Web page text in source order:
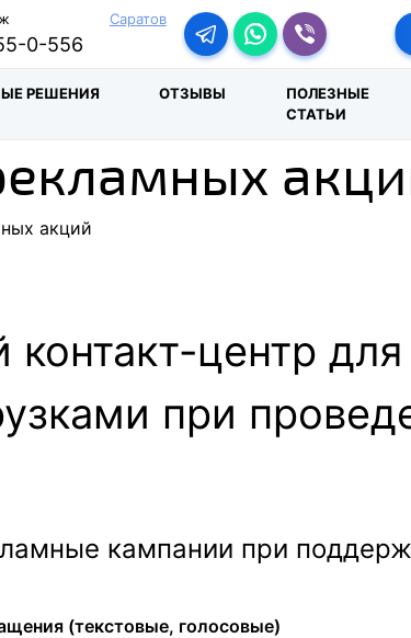
0-556
Саратов Перейти в телеграм-бот
Перейти в Ватсап
Перейти в
РЕШЕНИЯ ОТЗЫВЫ
ПОЛЕЗНЫЕ
СТАТЬИ
акций
контакт-центр
при
кампании при
(текстовые, голосовые)